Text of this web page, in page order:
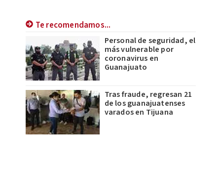
Te recomendamos...
Personal de seguridad, el
más vulnerable por
coronavirus en
Guanajuato
Tras fraude, regresan 21
de los guanajuatenses
varados en Tijuana